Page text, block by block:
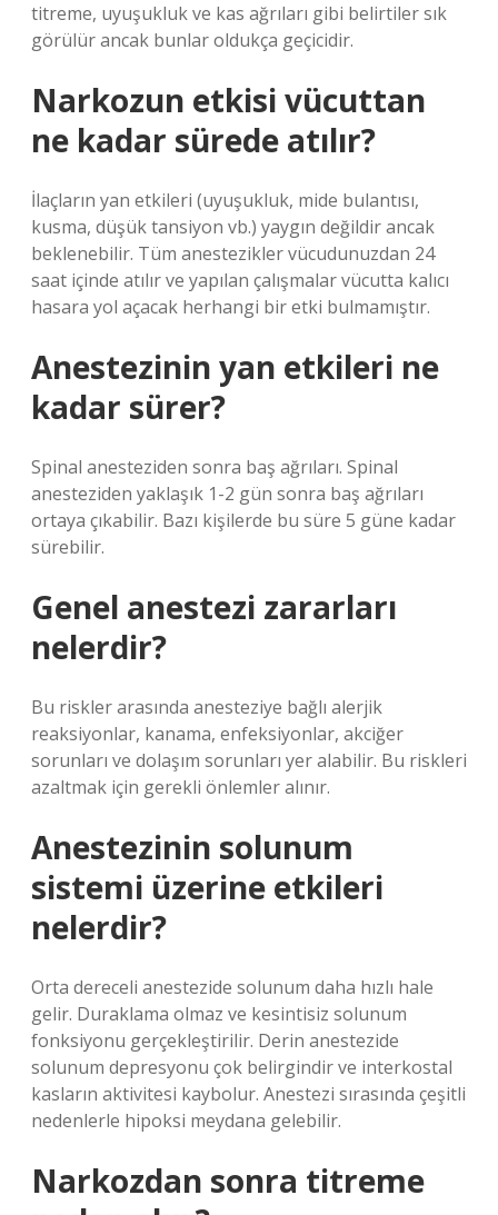
titreme, uyuşukluk ve kas ağrıları gibi belirtiler sık ​​
görülür ancak bunlar oldukça geçicidir.
Narkozun etkisi vücuttan
ne kadar sürede atılır?
İlaçların yan etkileri (uyuşukluk, mide bulantısı,
kusma, düşük tansiyon vb.) yaygın değildir ancak
beklenebilir. Tüm anestezikler vücudunuzdan 24
saat içinde atılır ve yapılan çalışmalar vücutta kalıcı
hasara yol açacak herhangi bir etki bulmamıştır.
Anestezinin yan etkileri ne
kadar sürer?
Spinal anesteziden sonra baş ağrıları. Spinal
anesteziden yaklaşık 1-2 gün sonra baş ağrıları
ortaya çıkabilir. Bazı kişilerde bu süre 5 güne kadar
sürebilir.
Genel anestezi zararları
nelerdir?
Bu riskler arasında anesteziye bağlı alerjik
reaksiyonlar, kanama, enfeksiyonlar, akciğer
sorunları ve dolaşım sorunları yer alabilir. Bu riskleri
azaltmak için gerekli önlemler alınır.
Anestezinin solunum
sistemi üzerine etkileri
nelerdir?
Orta dereceli anestezide solunum daha hızlı hale
gelir. Duraklama olmaz ve kesintisiz solunum
fonksiyonu gerçekleştirilir. Derin anestezide
solunum depresyonu çok belirgindir ve interkostal
kasların aktivitesi kaybolur. Anestezi sırasında çeşitli
nedenlerle hipoksi meydana gelebilir.
Narkozdan sonra titreme